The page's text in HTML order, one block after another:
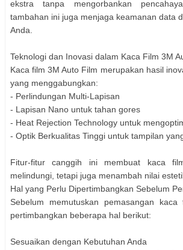
ekstra tanpa mengorbankan
tambahan ini juga menjaga keamanan data
Anda.
Teknologi dan Inovasi dalam Kaca Film 3M
Kaca film 3M Auto Film merupakan hasil
yang menggabungkan:
- Perlindungan Multi-Lapisan
- Lapisan Nano untuk tahan gores
- Heat Rejection Technology untuk
- Optik Berkualitas Tinggi untuk tampilan
Fitur-fitur canggih ini membuat kaca
melindungi, tetapi juga menambah nilai
Hal yang Perlu Dipertimbangkan Sebelum
Sebelum memutuskan pemasangan
pertimbangkan beberapa hal berikut:
Sesuaikan dengan Kebutuhan Anda